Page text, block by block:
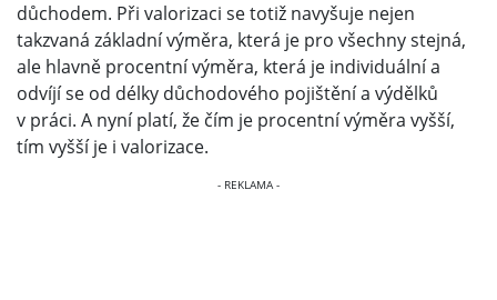
důchodem. Při valorizaci se totiž navyšuje nejen
takzvaná základní výměra, která je pro všechny stejná,
ale hlavně procentní výměra, která je individuální a
odvíjí se od délky důchodového pojištění a výdělků
v práci. A nyní platí, že čím je procentní výměra vyšší,
tím vyšší je i valorizace.